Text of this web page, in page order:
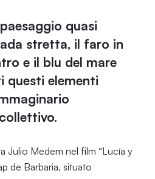
quasi
stretta, il faro in
e il blu del mare
elementi
Julio Medem nel film “Lucía y
de Barbaria, situato